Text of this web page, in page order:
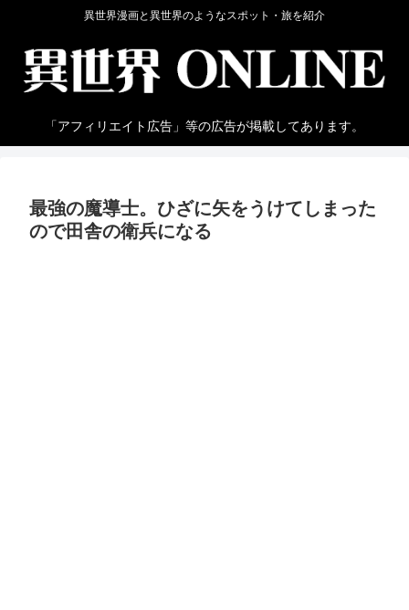
異世界漫画と異世界のようなスポット・旅を紹介
「アフィリエイト広告」等の広告が掲載してあります。
最強の魔導士。ひざに矢をうけてしまった
ので田舎の衛兵になる